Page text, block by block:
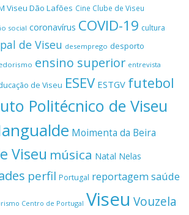
Viseu Dão Lafões Cine Clube de Viseu
social coronavírus COVID-19 cultura
de Viseu desemprego desporto
ensino superior entrevista
de Viseu ESEV ESTGV futebol
Politécnico de Viseu
Moimenta da Beira
Viseu música Natal Nelas
perfil Portugal reportagemsaúde
Centro de Portugal Viseu Vouzela